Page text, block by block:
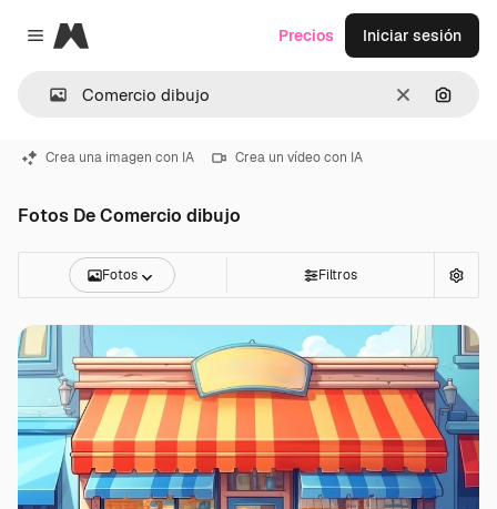
Close menu
Magnific
Borrar
Precios Iniciar sesión
Crea una imagen con IA Crea un vídeo con IA
Fotos De Comercio dibujo
Fotos Filtros